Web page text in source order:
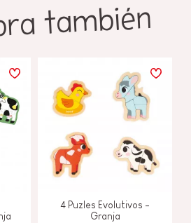
también
4 Puzles Evolutivos -
Granja